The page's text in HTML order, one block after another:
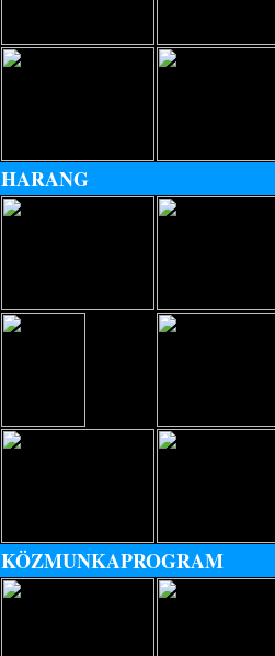
HARANG
KÖZMUNKAPROGRAM